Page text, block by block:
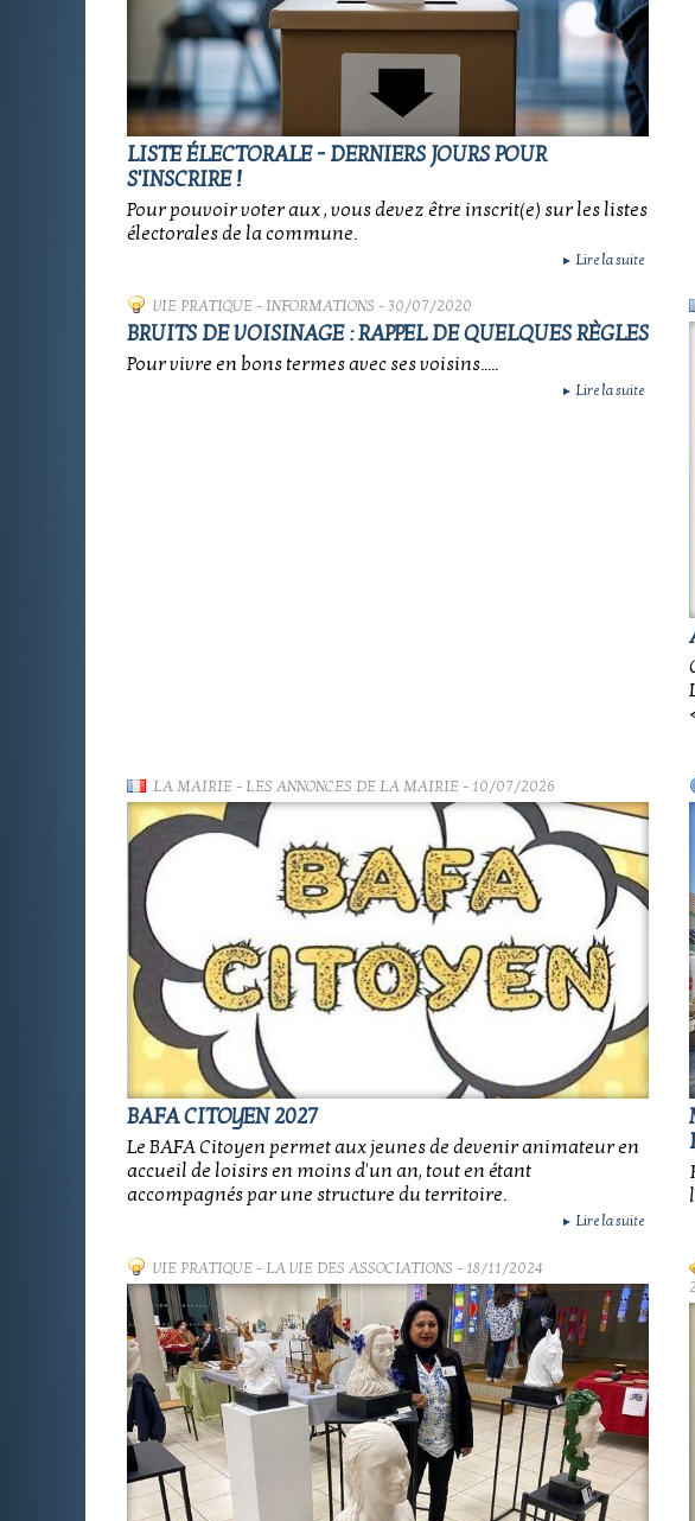
LISTE ÉLECTORALE - DERNIERS JOURS POUR
S'INSCRIRE !
Pour pouvoir voter aux , vous devez être inscrit(e) sur les listes
électorales de la commune.
► Lire la suite
VIE PRATIQUE- INFORMATIONS - 30/07/2020
BRUITS DE VOISINAGE : RAPPEL DE QUELQUES RÈGLES
Pour vivre en bons termes avec ses voisins.....
► Lire la suite
LA MAIRIE- LES ANNONCES DE LA MAIRIE- 10/07/2026
BAFA CITOYEN 2027
Le BAFA Citoyen permet aux jeunes de devenir animateur en
accueil de loisirs en moins d'un an, tout en étant
accompagnés par une structure du territoire.
► Lire la suite
VIE PRATIQUE- LA VIE DES ASSOCIATIONS - 18/11/2024